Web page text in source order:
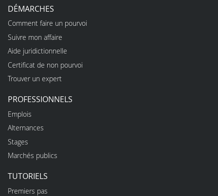
DÉMARCHES
Comment faire un pourvoi
Suivre mon affaire
Aide juridictionnelle
Certificat de non pourvoi
Trouver un expert
PROFESSIONNELS
Emplois
Alternances
Stages
Marchés publics
TUTORIELS
Premiers pas